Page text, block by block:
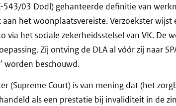
543/03 Dodl) gehanteerde definitie van
het woonplaatsvereiste. Verzoekster wijst
via het sociale zekerheidsstelsel van VK. De
Zij ontving de DLA al vóór zij naar
worden beschouwd.
(Supreme Court) is van mening dat (het
als een prestatie bij invaliditeit in de